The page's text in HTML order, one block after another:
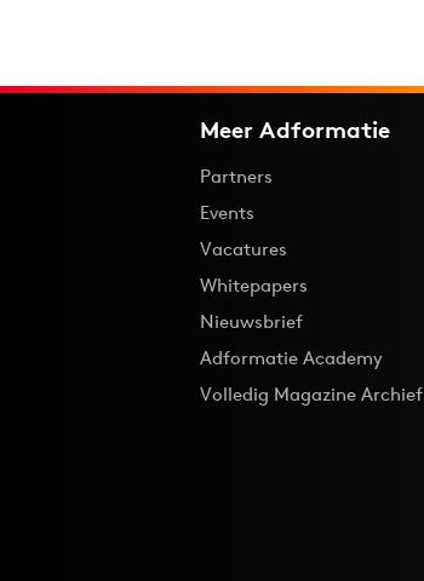
Meer Adformatie
Partners
Events
Vacatures
Whitepapers
Nieuwsbrief
Adformatie Academy
Volledig Magazine Archief